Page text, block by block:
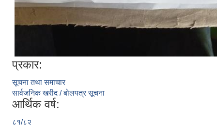
प्रकार:
सूचना तथा समाचार
सार्वजनिक खरीद / बोलपत्र सूचना
आर्थिक वर्ष:
८१/८२